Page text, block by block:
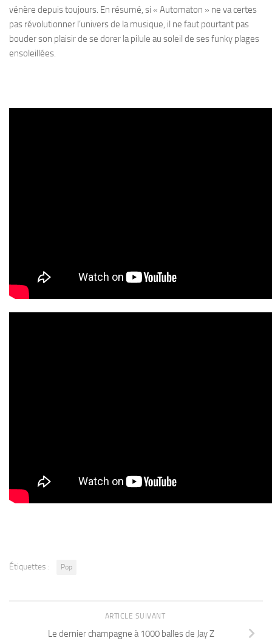
vénère depuis toujours. En résumé, si « Automaton » ne va certes
pas révolutionner l’univers de la musique, il ne faut pourtant pas
bouder son plaisir de se dorer la pilule au soleil de ses funky plages
ensoleillées.
Étiquettes : Pop
ARTICLE SUIVANT
Le dernier champagne à 1000 balles de Jay Z